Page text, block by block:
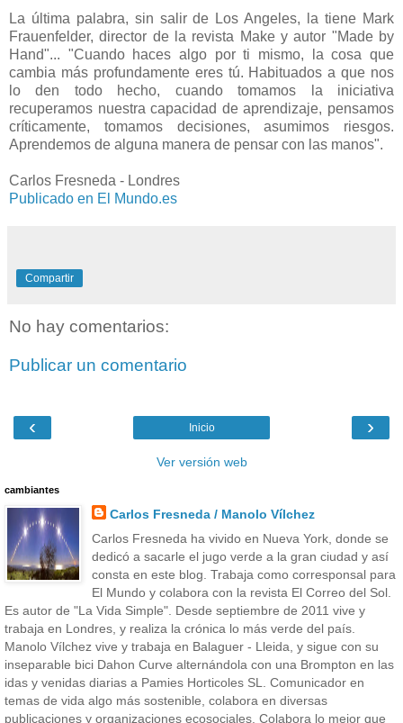
La última palabra, sin salir de Los Angeles, la tiene Mark
Frauenfelder, director de la revista Make y autor "Made by
Hand"... "Cuando haces algo por ti mismo, la cosa que
cambia más profundamente eres tú. Habituados a que nos
lo den todo hecho, cuando tomamos la iniciativa
recuperamos nuestra capacidad de aprendizaje, pensamos
críticamente, tomamos decisiones, asumimos riesgos.
Aprendemos de alguna manera de pensar con las manos".
Carlos Fresneda - Londres
Publicado en El Mundo.es
Compartir
No hay comentarios:
Publicar un comentario
‹ ›
Inicio
Ver versión web
cambiantes
Carlos Fresneda / Manolo Vílchez
Carlos Fresneda ha vivido en Nueva York, donde se
dedicó a sacarle el jugo verde a la gran ciudad y así
consta en este blog. Trabaja como corresponsal para
El Mundo y colabora con la revista El Correo del Sol.
Es autor de "La Vida Simple". Desde septiembre de 2011 vive y
trabaja en Londres, y realiza la crónica lo más verde del país.
Manolo Vílchez vive y trabaja en Balaguer - Lleida, y sigue con su
inseparable bici Dahon Curve alternándola con una Brompton en las
idas y venidas diarias a Pamies Horticoles SL. Comunicador en
temas de vida algo más sostenible, colabora en diversas
publicaciones y organizaciones ecosociales. Colabora lo mejor que